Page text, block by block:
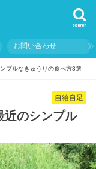
search
お問い合わせ
プルなきゅうりの食べ方3選
自給自足
近のシンプル